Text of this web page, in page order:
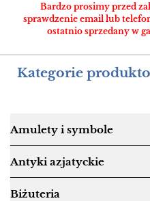
Bardzo prosimy przed
sprawdzenie email lub
ostatnio sprzedany w
Kategorie
Amulety i symbole
Antyki azjatyckie
Biżuteria